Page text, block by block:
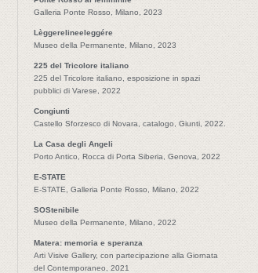
Galleria Ponte Rosso, Milano, 2023
Lèggerelineeleggére
Museo della Permanente, Milano, 2023
225 del Tricolore italiano
225 del Tricolore italiano, esposizione in spazi
pubblici di Varese, 2022
Congiunti
Castello Sforzesco di Novara, catalogo, Giunti, 2022.
La Casa degli Angeli
Porto Antico, Rocca di Porta Siberia, Genova, 2022
E-STATE
E-STATE, Galleria Ponte Rosso, Milano, 2022
SOStenibile
Museo della Permanente, Milano, 2022
Matera: memoria e speranza
Arti Visive Gallery, con partecipazione alla Giornata
del Contemporaneo, 2021